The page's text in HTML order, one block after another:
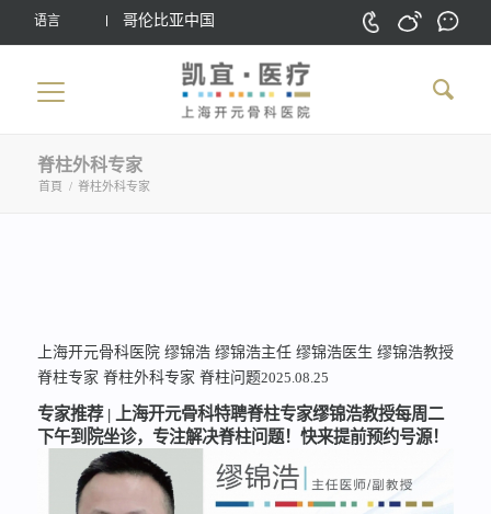
语言 哥伦比亚中国
脊柱外科专家
首頁 / 脊柱外科专家
上海开元骨科医院 缪锦浩 缪锦浩主任 缪锦浩医生 缪锦浩教授
脊柱专家 脊柱外科专家 脊柱问题2025.08.25
专家推荐 | 上海开元骨科特聘脊柱专家缪锦浩教授每周二
下午到院坐诊，专注解决脊柱问题！快来提前预约号源！